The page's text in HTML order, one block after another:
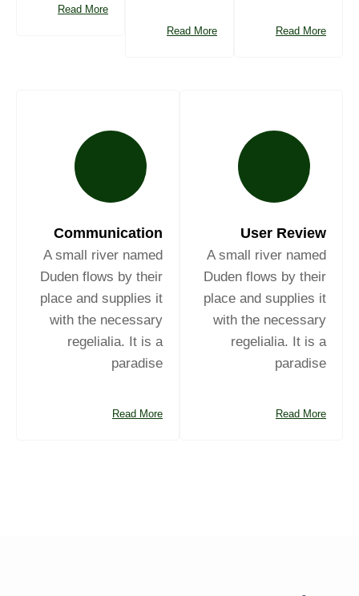
Read More
Read More
Read More
User Review
A small river named
Duden flows by their
place and supplies it
with the necessary
regelialia. It is a
paradise
Read More
Communication
A small river named
Duden flows by their
place and supplies it
with the necessary
regelialia. It is a
paradise
Read More